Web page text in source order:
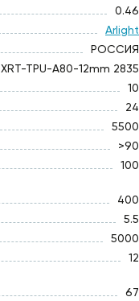
0.46
Arlight
РОССИЯ
XRT-TPU-A80-12mm 2835
10
24
5500
>90
100
400
5.5
5000
12
67